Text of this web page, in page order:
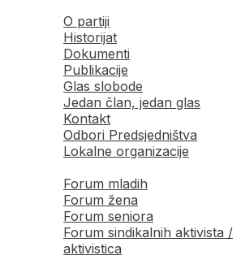
O partiji
Historijat
Dokumenti
Publikacije
Glas slobode
Jedan član, jedan glas
Kontakt
Odbori Predsjedništva
Lokalne organizacije
Forum mladih
Forum žena
Forum seniora
Forum sindikalnih aktivista /
aktivistica